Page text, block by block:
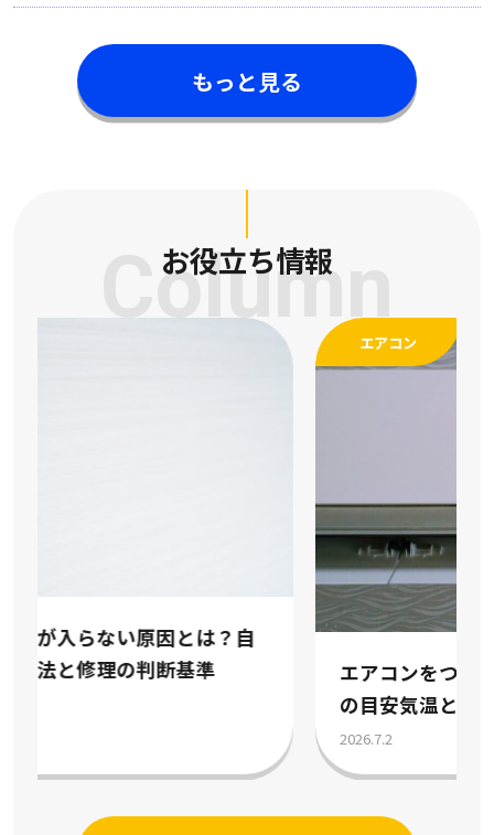
もっと見る
Column
お役立ち情報
エアコンをつける時期はいつ？冷房暖房